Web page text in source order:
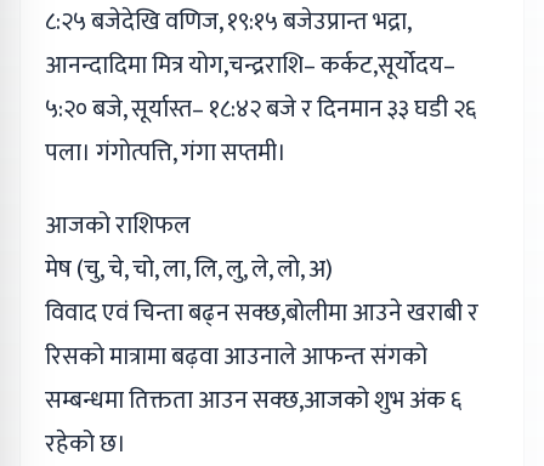
८:२५ बजेदेखि वणिज, १९:१५ बजेउप्रान्त भद्रा,
आनन्दादिमा मित्र योग,चन्द्रराशि– कर्कट,सूर्योदय–
५:२० बजे, सूर्यास्त– १८:४२ बजे र दिनमान ३३ घडी २६
पला। गंगोत्पत्ति, गंगा सप्तमी।
आजको राशिफल
मेष (चु, चे, चो, ला, लि, लु, ले, लो, अ)
विवाद एवं चिन्ता बढ्न सक्छ,बोलीमा आउने खराबी र
रिसको मात्रामा बढ़वा आउनाले आफन्त संगको
सम्बन्धमा तिक्तता आउन सक्छ,आजको शुभ अंक ६
रहेको छ।